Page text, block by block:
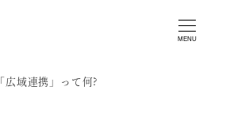
MENU
「広域連携」って何?